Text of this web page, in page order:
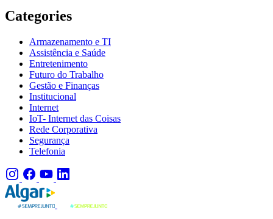
Categories
Armazenamento e TI
Assistência e Saúde
Entretenimento
Futuro do Trabalho
Gestão e Finanças
Institucional
Internet
IoT- Internet das Coisas
Rede Corporativa
Segurança
Telefonia